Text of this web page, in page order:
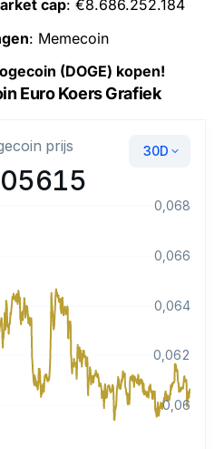
cap: €8.686.252.184
: Memecoin
(DOGE) kopen!
Euro Koers Grafiek